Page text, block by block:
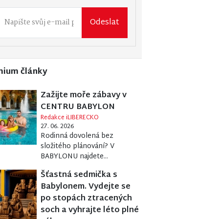
Odeslat
články
Zažijte moře zábavy v
CENTRU BABYLON
Redakce iLIBERECKO
27. 06. 2026
Rodinná dovolená bez
složitého plánování? V
BABYLONU najdete...
Šťastná sedmička s
Babylonem. Vydejte se
po stopách ztracených
soch a vyhrajte léto plné